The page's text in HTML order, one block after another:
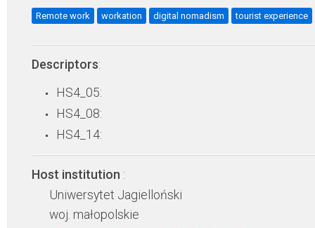
Remote work workation digital nomadism tourist experience
Descriptors:
HS4_05:
HS4_08:
HS4_14:
Host institution :
Uniwersytet Jagielloński
woj. małopolskie